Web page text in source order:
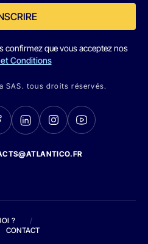
confirmez que vous acceptez nos
Conditions
SAS. tous droits réservés.
?
/
CONTACT